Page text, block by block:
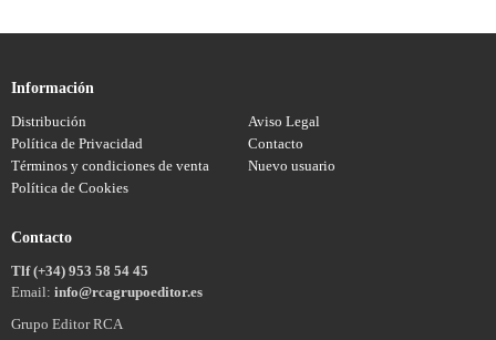
Información
Distribución
Aviso Legal
Política de Privacidad
Contacto
Términos y condiciones de venta
Nuevo usuario
Política de Cookies
Contacto
Tlf (+34) 953 58 54 45
Email: info@rcagrupoeditor.es
Grupo Editor RCA